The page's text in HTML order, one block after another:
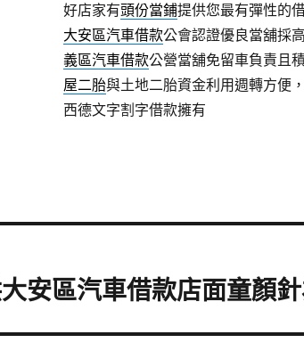
好店家有頭份當鋪提供您最有彈性的
大安區汽車借款公會認證優良當舖採
義區汽車借款公營當舖免留車負責且
屋二胎與土地二胎資金利用週轉方便
西德文字割字借款擁有
安區汽車借款店面童顏